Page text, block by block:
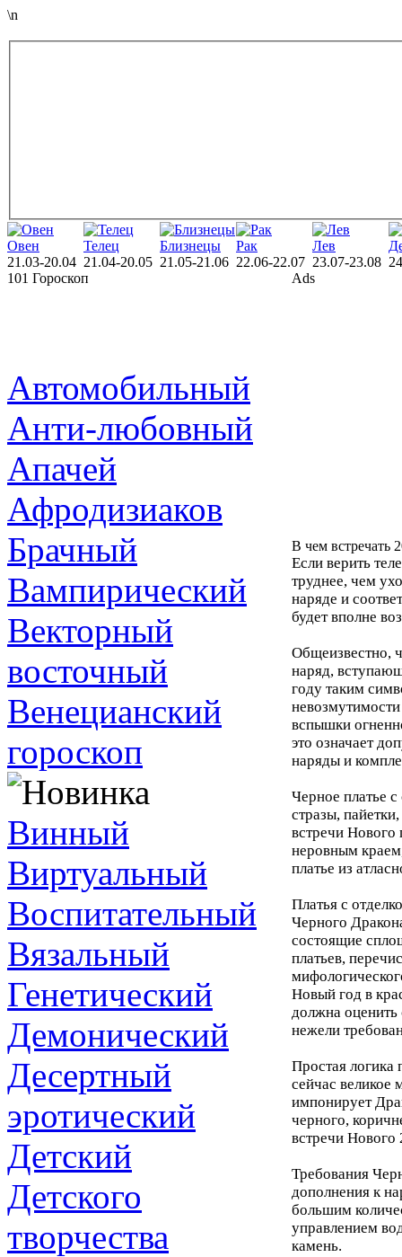
\n
Овен
21.03-20.04
Телец
21.04-20.05
Близнецы
21.05-21.06
Рак
22.06-22.07
Лев
23.07-23.08
101 Гороскоп
Автомобильный
Анти-любовный
Апачей
Афродизиаков
Брачный
Вампирический
Векторный
восточный
Венецианский
гороскоп
Винный
Виртуальный
Воспитательный
Вязальный
Генетический
Демонический
Десертный
эротический
Детский
Детского
творчества
Ads
В чем встречать
Если верить
труднее, чем
наряде и
будет вполне
Общеизвестно,
наряд,
году таким
вспышки
это означает
наряды и
Черное платье
стразы,
встречи Нового
неровным
платье из
Платья с
Черного
состоящие
платьев,
Новый год в
должна
нежели
Простая логика
сейчас великое
импонирует
черного,
встречи Нового
Требования
дополнения к
большим
управлением
камень.